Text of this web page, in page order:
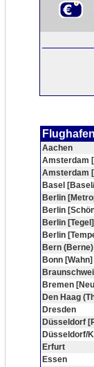
Aachen
Amsterdam
Amsterdam
Basel
Berlin
Berlin
Berlin [Tegel]
Berlin
Bern
Bonn [Wahn]
Bremen
Den Haag
Dresden
Düsseldorf
Düsseldorf/
Erfurt
Essen